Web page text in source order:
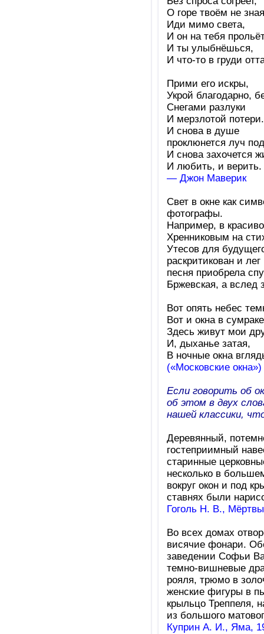
О горе твоём не
Иди мимо света,
И он на тебя
И ты улыбнёшься,
И что-то в груди
Прими его искры,
Укрой благодарно,
Снегами разлуки
И мерзлотой потери.
И снова в душе
проклюнется луч
И снова захочется
И любить, и верить.
— Джон Маверик
Свет в окне как
фотографы.
Например, в
Хренниковым на
Утесов для
раскритикован и
песня приобрела
Бржевская, а вслед
Вот опять небес
Вот и окна в
Здесь живут мои
И, дыханье затая,
В ночные окна
(«Московские окна»)
Если говорить об
об этом в двух
нашей классики,
Деревянный,
гостеприимный
старинные
несколько в
вокруг окон и под
ставнях были
Гоголь Н. В.,
Во всех домах
висячие фонари.
заведении Софьи
темно-вишневые
рояля, трюмо в
женские фигуры в
крыльцо Треппеля,
из большого
Куприн А. И., Яма,